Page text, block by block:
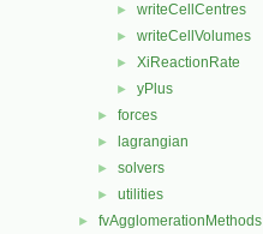
► writeCellCentres
► writeCellVolumes
► XiReactionRate
► yPlus
► forces
► lagrangian
► solvers
► utilities
► fvAgglomerationMethods